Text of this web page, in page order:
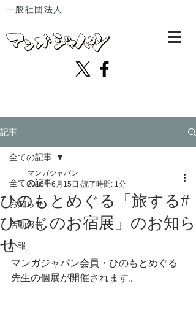
一般社団法人
記事
全ての記事
お知らせ
活動報告
訃報
全ての記事
ひのもとめぐる「旅する#
ひつじのお宿展」のお知ら
せ
マンガジャパン
2016年6月15日 読了時間: 1分
マンガジャパン会員・ひのもとめぐる
先生の個展が開催されます。